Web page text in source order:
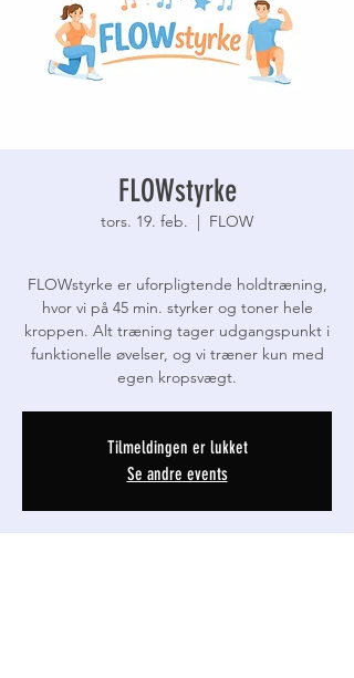
FLOWstyrke
tors. 19. feb.
  |
FLOW
FLOWstyrke er uforpligtende holdtræning,
hvor vi på 45 min. styrker og toner hele
kroppen. Alt træning tager udgangspunkt i
funktionelle øvelser, og vi træner kun med
Tilmeldingen er lukket
Se andre events